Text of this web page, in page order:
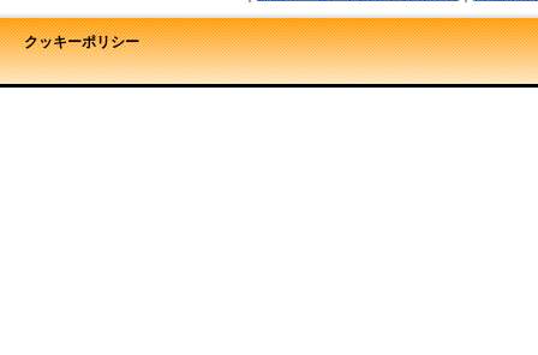
クッキーポリシー